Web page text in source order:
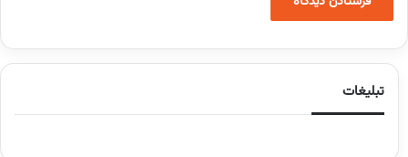
تبلیغات